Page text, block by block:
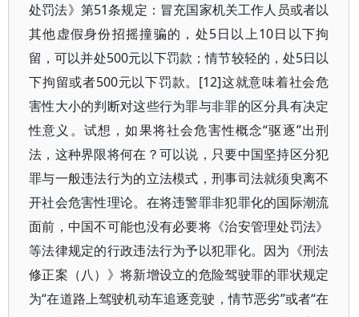
处罚法》第51条规定：冒充国家机关工作人员或者以
其他虚假身份招摇撞骗的，处5日以上10日以下拘
留，可以并处500元以下罚款；情节较轻的，处5日以
下拘留或者500元以下罚款。[12]这就意味着社会危
害性大小的判断对这些行为罪与非罪的区分具有决定
性意义。试想，如果将社会危害性概念“驱逐”出刑
法，这种界限将何在？可以说，只要中国坚持区分犯
罪与一般违法行为的立法模式，刑事司法就须臾离不
开社会危害性理论。在将违警罪非犯罪化的国际潮流
面前，中国不可能也没有必要将《治安管理处罚法》
等法律规定的行政违法行为予以犯罪化。因为《刑法
修正案（八）》将新增设立的危险驾驶罪的罪状规定
为“在道路上驾驶机动车追逐竞驶，情节恶劣”或者“在